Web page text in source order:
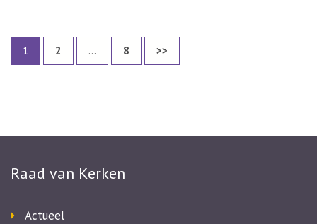
Berichten
paginering
Page
1 Page
2 … Page
8 >>
Raad van Kerken
Actueel